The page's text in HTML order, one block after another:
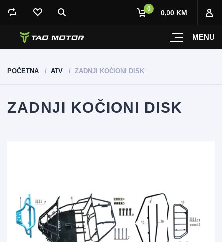
MENU
0 0,00 KM
POČETNA ATV ZADNJI KOČIONI DISK
ZADNJI KOČIONI DISK